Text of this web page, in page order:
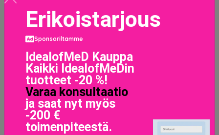
Organic Cotton and Bamboo Buds, Sense Of Beauty
Ihonhoitolaitteet
10.07 EUR
Erikoistarjous
Sponsoriltamme
IdealofMeD Kauppa
Kaikki IdealofMeDin
tuotteet -20 %!
Varaa konsultaatio
ja saat nyt myös
-200 €
toimenpiteestä.